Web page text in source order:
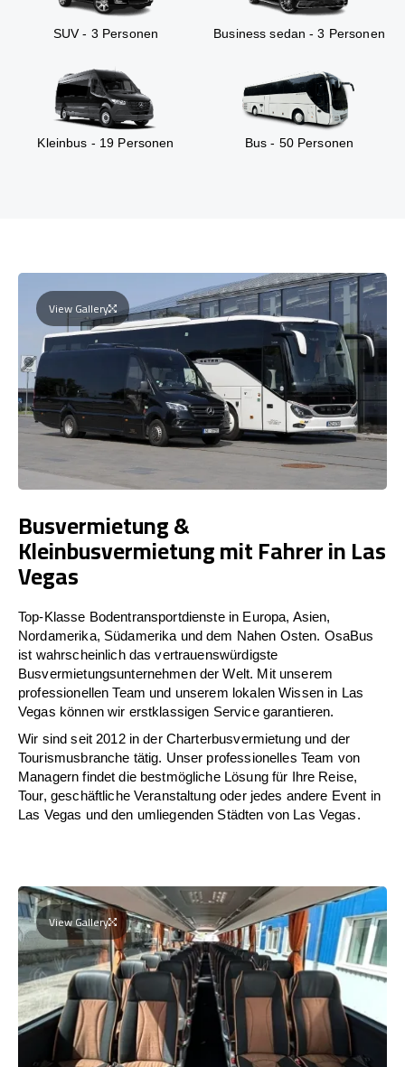
SUV - 3 Personen Business sedan - 3 Personen
Kleinbus - 19 Personen Bus - 50 Personen
View Gallery
Busvermietung &
Kleinbusvermietung mit Fahrer in Las
Vegas
Top-Klasse Bodentransportdienste in Europa, Asien,
Nordamerika, Südamerika und dem Nahen Osten. OsaBus
ist wahrscheinlich das vertrauenswürdigste
Busvermietungsunternehmen der Welt. Mit unserem
professionellen Team und unserem lokalen Wissen in Las
Vegas können wir erstklassigen Service garantieren.
Wir sind seit 2012 in der Charterbusvermietung und der
Tourismusbranche tätig. Unser professionelles Team von
Managern findet die bestmögliche Lösung für Ihre Reise,
Tour, geschäftliche Veranstaltung oder jedes andere Event in
Las Vegas und den umliegenden Städten von Las Vegas.
View Gallery